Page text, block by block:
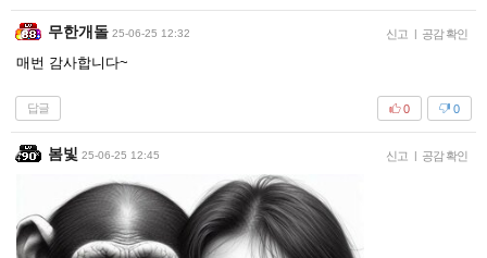
무한개돌 25-06-25 12:32 신고 | 공감 확인
매번 감사합니다~
답글 0
0
봄빛 25-06-25 12:45 신고 | 공감 확인